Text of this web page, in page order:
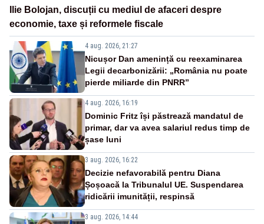
Ilie Bolojan, discuții cu mediul de afaceri despre
economie, taxe și reformele fiscale
4 aug. 2026, 21:27
Nicușor Dan amenință cu reexaminarea
Legii decarbonizării: „România nu poate
pierde miliarde din PNRR”
4 aug. 2026, 16:19
Dominic Fritz își păstrează mandatul de
primar, dar va avea salariul redus timp de
șase luni
3 aug. 2026, 16:22
Decizie nefavorabilă pentru Diana
Șoșoacă la Tribunalul UE. Suspendarea
ridicării imunității, respinsă
3 aug. 2026, 14:44